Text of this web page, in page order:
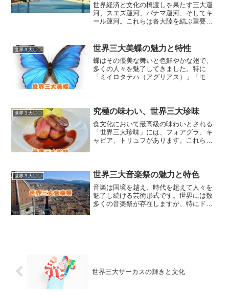
世界経済と文化の橋渡しを果たす三大運
河、スエズ運河、パナマ運河、そしてキ
ール運河。これらは各大陸を結ぶ重要な
稿では、これらの運河がどのようにして
世界の歴史に名を刻み、現...
世界３大〇〇 世界三大美蝶の魅力と特性
蝶はその優美な舞いと色鮮やかな翅で、
多くの人々を魅了してきました。特に
「ミイロタテハ（アグリアス）」「モル
す。これらの蝶々は、それぞ...
世界３大〇〇 究極の味わい、世界三大珍味
食文化において最高級の味わいとされる
「世界三大珍味」には、フォアグラ、キ
ャビア、トリュフがあります。これらは
アはステルジョンの卵から...
世界３大〇〇 世界三大音楽祭の魅力と特色
音楽は国境を越え、時代を超えて人々を
魅了し続ける芸術形式です。世界には数
多くの音楽祭が存在しますが、特にドイ
世界三大サーカスの輝きと文化